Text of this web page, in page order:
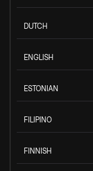
DUTCH
ENGLISH
ESTONIAN
FILIPINO
FINNISH